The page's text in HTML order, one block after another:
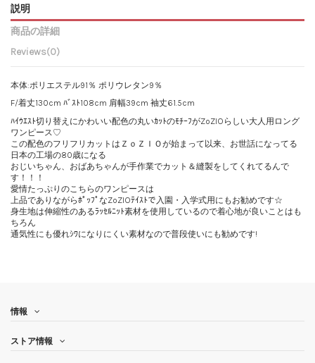
説明
商品の詳細
Reviews(0)
本体:ポリエステル91％ ポリウレタン9％
F/着丈130cm ﾊﾞｽﾄ108cm 肩幅39cm 袖丈61.5cm
ﾊｲｳｴｽﾄ切り替えにかわいい配色の丸いｶｯﾄのﾓﾁｰﾌがZoZIOらしい大人用ロング
ワンピース♡
この配色のフリフリカットはＺｏＺＩＯが始まって以来、お世話になってる
日本の工場の80歳になる
おじいちゃん、おばあちゃんが手作業でカット＆縫製をしてくれてるんで
す！！！
愛情たっぷりのこちらのワンピースは
上品でありながらﾎﾟｯﾌﾟなZoZIOﾃｲｽﾄで入園・入学式用にもお勧めです☆
身生地は伸縮性のあるﾗｯｾﾙﾆｯﾄ素材を使用しているので着心地が良いことはも
ちろん
通気性にも優れｼﾜになりにくい素材なので普段使いにも勧めです!
情報
ストア情報